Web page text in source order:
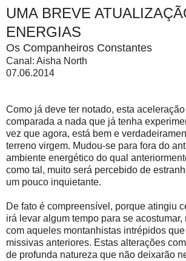
UMA BREVE
ENERGIAS
Os Companheiros Constantes
Canal: Aisha North
07.06.2014
Como já deve ter notado, esta
comparada a nada que já tenha
vez que agora, está bem e
terreno virgem. Mudou-se para fora do
ambiente energético do qual
como tal, muito será percebido de
um pouco inquietante.
De fato é compreensível, porque atingiu
irá levar algum tempo para se
com aqueles montanhistas intrépidos
missivas anteriores. Estas alterações
de profunda natureza que não deixarão